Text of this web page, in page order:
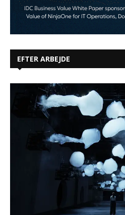
EFTER ARBEJDE